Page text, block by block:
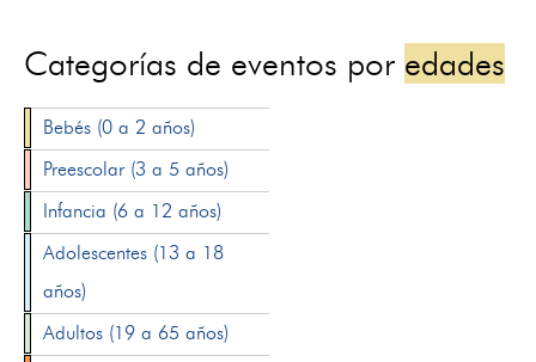
Categorías de eventos por edades
Bebés (0 a 2 años)
Preescolar (3 a 5 años)
Infancia (6 a 12 años)
Adolescentes (13 a 18
años)
Adultos (19 a 65 años)